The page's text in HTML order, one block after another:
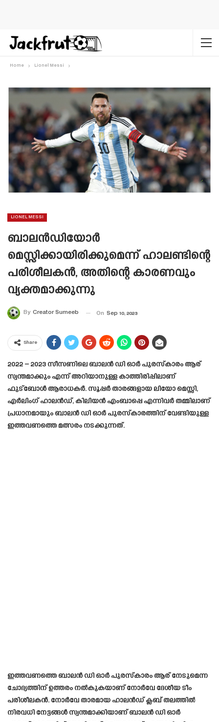
Home Lionel Messi
LIONEL MESSI
ബാലൻഡിയോർ
മെസ്സിക്കായിരിക്കുമെന്ന് ഹാലണ്ടിന്റെ
പരിശീലകൻ, അതിന്റെ കാരണവും
വ്യക്തമാക്കുന്നു
By Creator Sumeeb On Sep 10, 2023
Share
2022 – 2023 സീസണിലെ ബാലൻ ഡി ഓർ പുരസ്കാരം ആര്
സ്വന്തമാക്കും എന്ന് അറിയാനുള്ള കാത്തിരിപ്പിലാണ്
ഫുട്ബോൾ ആരാധകർ. സൂപ്പർ താരങ്ങളായ ലിയോ മെസ്സി,
എർലിംഗ് ഹാലൻഡ്, കിലിയൻ എംബാപ്പെ എന്നിവർ തമ്മിലാണ്
പ്രധാനമായും ബാലൻ ഡി ഓർ പുരസ്കാരത്തിന് വേണ്ടിയുള്ള
ഇത്തവണത്തെ മത്സരം നടക്കുന്നത്.
ഇത്തവണത്തെ ബാലൻ ഡി ഓർ പുരസ്കാരം ആര് നേടുമെന്ന
ചോദ്യത്തിന് ഉത്തരം നൽകുകയാണ് നോർവേ ദേശീയ ടീം
പരിശീലകൻ. നോർവേ താരമായ ഹാലൻഡ് ക്ലബ് തലത്തിൽ
നിരവധി നേട്ടങ്ങൾ സ്വന്തമാക്കിയാണ് ബാലൻ ഡി ഓർ